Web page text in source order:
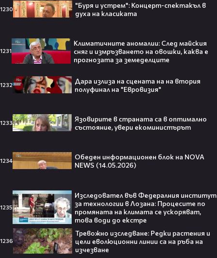
1230
"Буря и устрем": Концерт-спектакъл в
духа на класиката
1231
Климатичните аномалии: След майския
сняг и измръзването на овошки, каква е
прогнозата за земеделците
1232
Дара излиза на сцената на на втория
полуфинал на "Евровизия"
1233
Язовирите в страната са в оптимално
състояние, увери екоминистърът
1234
Обеден информационен блок на NOVA
NEWS (14.05.2026)
1235
Изследовател във Федералния институт
за технологии в Лозана: Процесите по
промяната на климата се ускоряват,
това води до екстре
1236
Тревожно изследване: Редки растения и
цели еволюционни линии са на ръба на
изчезване
причина за трансформацията на
тялото си!😯💥
мечта от Холанд — всеки
футболен фен би го искал! 🤩
отвърна само с три думи😅
Кралят на YouTube – младоженец:
MrBeast се ожени!💍🥰